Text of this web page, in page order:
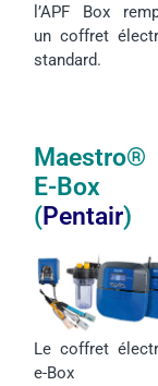
l’APF Box
un coffret
standard.
Maestro
E-Box
(Pentair)
Le coffret
e-Box